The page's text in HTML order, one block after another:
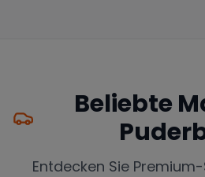
Beliebte
Entdecken Sie